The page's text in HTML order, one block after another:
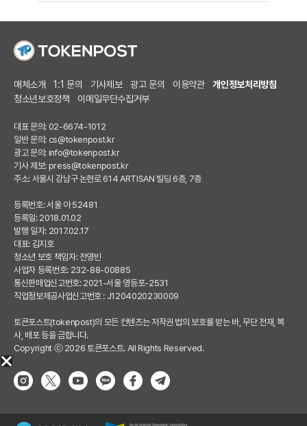
매체소개 1:1 문의 기사제보 광고 문의 이용약관
개인정보처리방침
청소년보호정책
이메일무단수집거부
대표 문의: 02-6674-1012
일반 문의: cs@tokenpost.kr
광고 문의: info@tokenpost.kr
기사 제보: press@tokenpost.kr
주소: 서울시 강남구 논현로 614 ARTISAN 빌딩 6층, 7층
등록번호: 서울 아 52481
등록일: 2018.01.02
발행 일자: 2017.02.17
대표: 김지호
청소년 보호 책임자: 전영빈
사업자 등록번호: 232-88-00885
통신판매업신고번호: 2021-서울 영등포-2531
직업정보제공사업신고번호 : J1204020230009
토큰포스트(tokenpost)의 모든 컨텐츠는 저작권 법의 보호를 받는 바, 무단 전재, 복
사, 배포 등을 금합니다.
Copyright ⓒ 2026 토큰포스트. All Rights Reserved.